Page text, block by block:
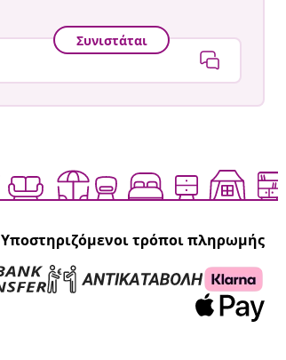
Συνιστάται
Υποστηριζόμενοι τρόποι πληρωμής